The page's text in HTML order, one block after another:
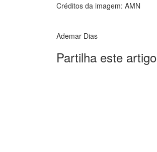
Créditos da imagem: AMN
Ademar Dias
Partilha este artigo